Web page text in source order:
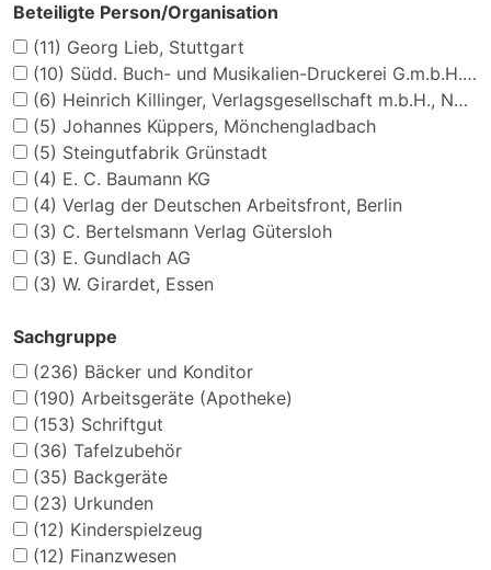
Beteiligte Person/Organisation
(11) Georg Lieb, Stuttgart
(10) Südd. Buch- und Musikalien-Druckerei G.m.b.H., München
(6) Heinrich Killinger, Verlagsgesellschaft m.b.H., Nordhausen
(5) Johannes Küppers, Mönchengladbach
(5) Steingutfabrik Grünstadt
(4) E. C. Baumann KG
(4) Verlag der Deutschen Arbeitsfront, Berlin
(3) C. Bertelsmann Verlag Gütersloh
(3) E. Gundlach AG
(3) W. Girardet, Essen
Sachgruppe
(236) Bäcker und Konditor
(190) Arbeitsgeräte (Apotheke)
(153) Schriftgut
(36) Tafelzubehör
(35) Backgeräte
(23) Urkunden
(12) Kinderspielzeug
(12) Finanzwesen